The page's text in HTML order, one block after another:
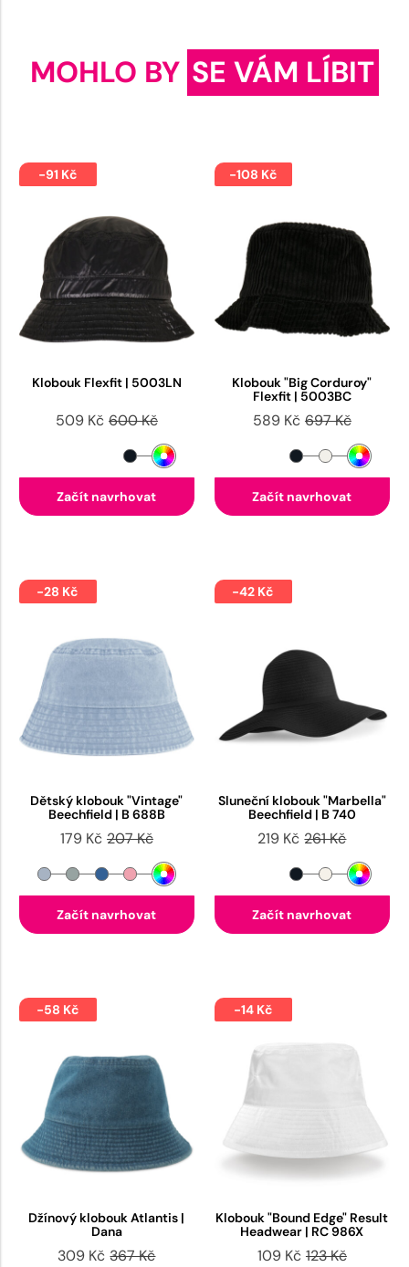
MOHLO BY SE VÁM LÍBIT
-91 Kč
Klobouk Flexfit | 5003LN
509 Kč 600 Kč
Začít navrhovat
-108 Kč
Klobouk "Big Corduroy"
Flexfit | 5003BC
589 Kč 697 Kč
Začít navrhovat
-28 Kč
Dětský klobouk "Vintage"
Beechfield | B 688B
179 Kč 207 Kč
Začít navrhovat
-42 Kč
Sluneční klobouk "Marbella"
Beechfield | B 740
219 Kč 261 Kč
Začít navrhovat
-58 Kč
Džínový klobouk Atlantis |
Dana
309 Kč 367 Kč
-14 Kč
Klobouk "Bound Edge" Result
Headwear | RC 986X
109 Kč 123 Kč